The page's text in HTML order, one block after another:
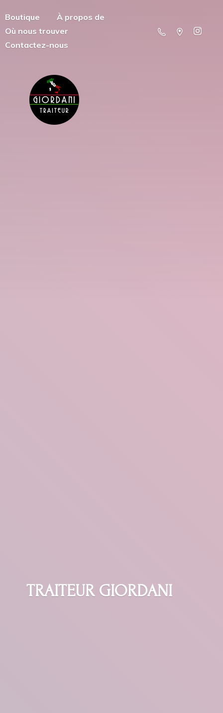
Boutique
À propos de
Où nous trouver
Contactez-nous
TRAITEUR GIORDANI